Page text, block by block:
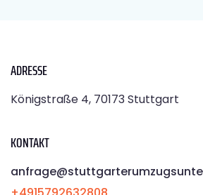
ADRESSE
Königstraße 4, 70173 Stuttgart
KONTAKT